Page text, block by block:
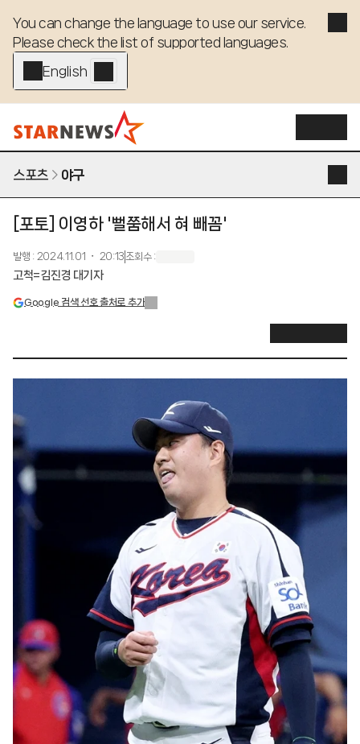
You can change the language to use our service.
Please check the list of supported languages.
English - EN
스포츠 야구
[포토] 이영하 '뻘쭘해서 혀 빼꼼'
발행 : 2024.11.01 ・ 20:13 조회수:
고척=김진경 대기자
Google 검색 선호 출처로 추가